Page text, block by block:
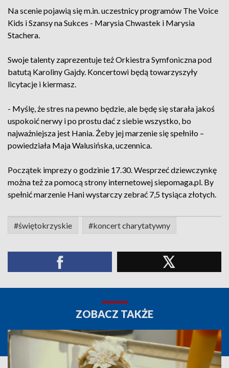
Na scenie pojawią się m.in. uczestnicy programów The Voice
Kids i Szansy na Sukces - Marysia Chwastek i Marysia
Stachera.
Swoje talenty zaprezentuje też Orkiestra Symfoniczna pod
batutą Karoliny Gajdy. Koncertowi będą towarzyszyły
licytacje i kiermasz.
- Myślę, że stres na pewno będzie, ale będę się starała jakoś
uspokoić nerwy i po prostu dać z siebie wszystko, bo
najważniejsza jest Hania. Żeby jej marzenie się spełniło –
powiedziała Maja Walusińska, uczennica.
Początek imprezy o godzinie 17.30. Wesprzeć dziewczynkę
można też za pomocą strony internetowej siepomaga.pl. By
spełnić marzenie Hani wystarczy zebrać 7,5 tysiąca złotych.
#świętokrzyskie #koncert charytatywny
ZOBACZ TAKŻE